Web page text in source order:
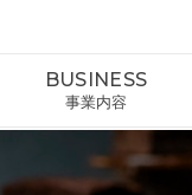
BUSINESS
事業内容